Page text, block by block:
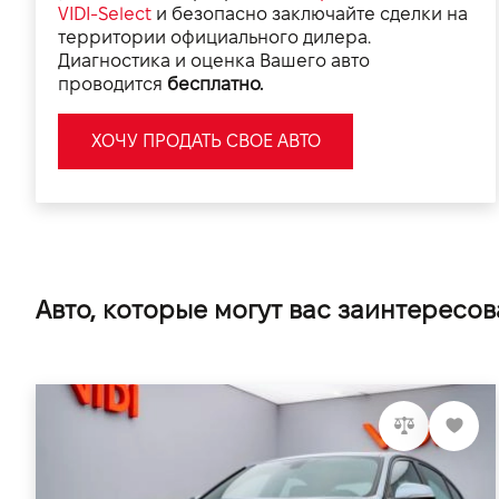
VIDI-Select и безопасно заключайте сделки на
территории официального дилера.
Диагностика и оценка Вашего авто
проводится бесплатно.
ХОЧУ ПРОДАТЬ СВОЕ АВТО
Авто, которые могут вас